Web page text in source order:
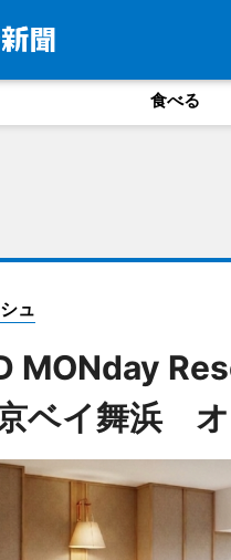
食べる
ュ
MONday
ベイ舞浜